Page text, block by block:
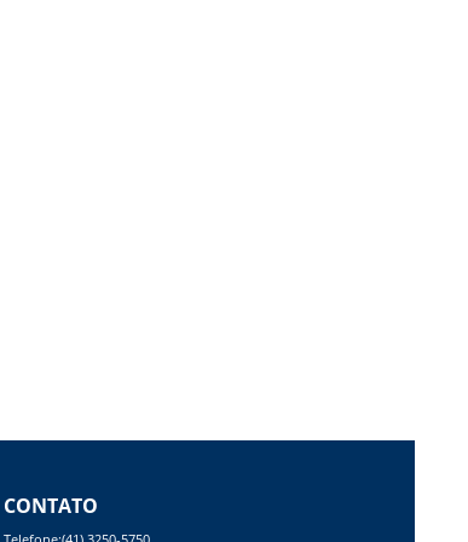
CONTATO